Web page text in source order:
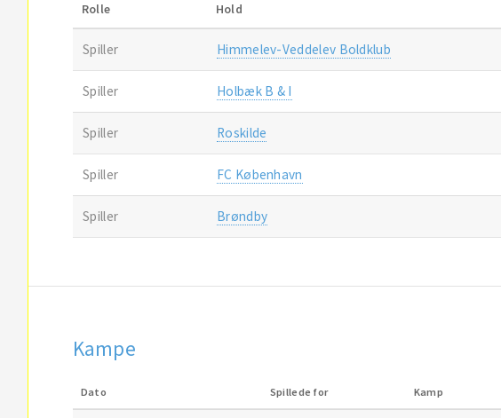
Rolle Hold
Spiller Himmelev-Veddelev Boldklub
Spiller Holbæk B & I
Spiller Roskilde
Spiller FC København
Spiller Brøndby
Kampe
Dato Spillede for Kamp